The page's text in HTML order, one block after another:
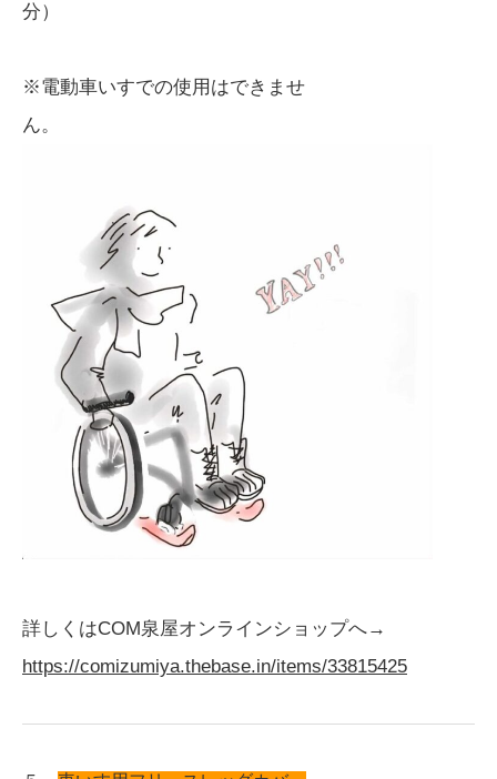
分）
※電動車いすでの使用はできませ
ん
詳しくはCOM泉屋オンラインショップへ→
https://comizumiya.thebase.in/items/33815425